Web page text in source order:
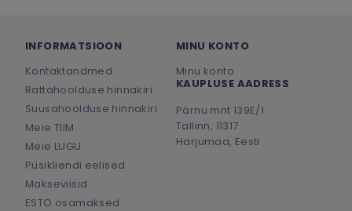
INFORMATSIOON
Kontaktandmed
Rattahoolduse hinnakiri
Suusahoolduse hinnakiri
Meie TIIM
Meie LUGU
Püsikliendi eelised
Makseviisid
ESTO osamaksed
MINU KONTO
Minu konto
KAUPLUSE AADRESS
Pärnu mnt 139E/1
Tallinn, 11317
Harjumaa, Eesti